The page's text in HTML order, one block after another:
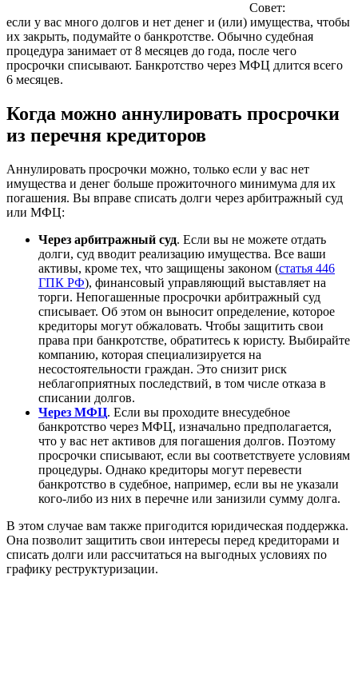
Совет:
если у вас много долгов и нет денег и (или) имущества, чтобы
их закрыть, подумайте о банкротстве. Обычно судебная
процедура занимает от 8 месяцев до года, после чего
просрочки списывают. Банкротство через МФЦ длится всего
6 месяцев.
Когда можно аннулировать просрочки
из перечня кредиторов
Аннулировать просрочки можно, только если у вас нет
имущества и денег больше прожиточного минимума для их
погашения. Вы вправе списать долги через арбитражный суд
или МФЦ:
Через арбитражный суд. Если вы не можете отдать
долги, суд вводит реализацию имущества. Все ваши
активы, кроме тех, что защищены законом (статья 446
ГПК РФ), финансовый управляющий выставляет на
торги. Непогашенные просрочки арбитражный суд
списывает. Об этом он выносит определение, которое
кредиторы могут обжаловать. Чтобы защитить свои
права при банкротстве, обратитесь к юристу. Выбирайте
компанию, которая специализируется на
несостоятельности граждан. Это снизит риск
неблагоприятных последствий, в том числе отказа в
списании долгов.
Через МФЦ. Если вы проходите внесудебное
банкротство через МФЦ, изначально предполагается,
что у вас нет активов для погашения долгов. Поэтому
просрочки списывают, если вы соответствуете условиям
процедуры. Однако кредиторы могут перевести
банкротство в судебное, например, если вы не указали
кого-либо из них в перечне или занизили сумму долга.
В этом случае вам также пригодится юридическая поддержка.
Она позволит защитить свои интересы перед кредиторами и
списать долги или рассчитаться на выгодных условиях по
графику реструктуризации.